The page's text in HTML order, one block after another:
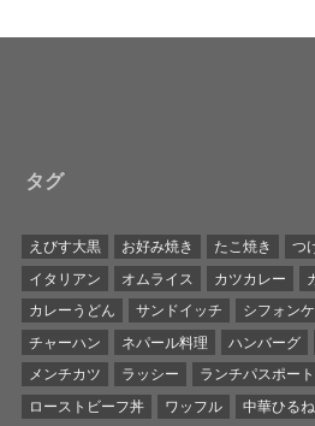
タグ
えびす大黒 お好み焼き たこ焼き つ
イタリアン
オムライス カツカレー
カレーうどん
サンドイッチ シフォン
チャーハン
ネパール料理 ハンバーグ
メンチカツ
ラッシー ランチパスポート
ローストビーフ丼
ワッフル 中華ひるね